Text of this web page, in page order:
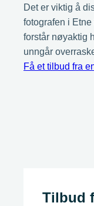
Det er viktig å
fotografen i
forstår nøyaktig
unngår
Få et tilbud fra
Tilbud